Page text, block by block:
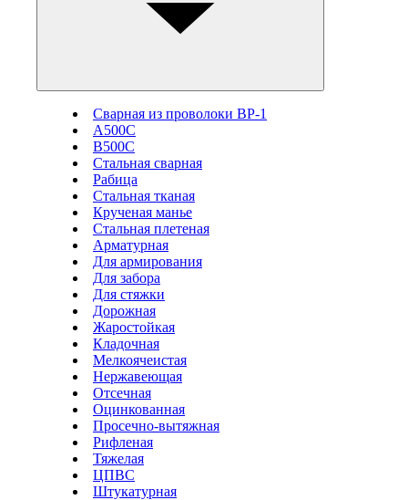
Сварная из проволоки ВР-1
А500С
В500С
Стальная сварная
Рабица
Стальная тканая
Крученая манье
Стальная плетеная
Арматурная
Для армирования
Для забора
Для стяжки
Дорожная
Жаростойкая
Кладочная
Мелкоячеистая
Нержавеющая
Отсечная
Оцинкованная
Просечно-вытяжная
Рифленая
Тяжелая
ЦПВС
Штукатурная